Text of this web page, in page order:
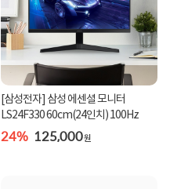
[삼성전자] 삼성 에센셜 모니터
LS24F330 60cm(24인치) 100Hz
24% 125,000원